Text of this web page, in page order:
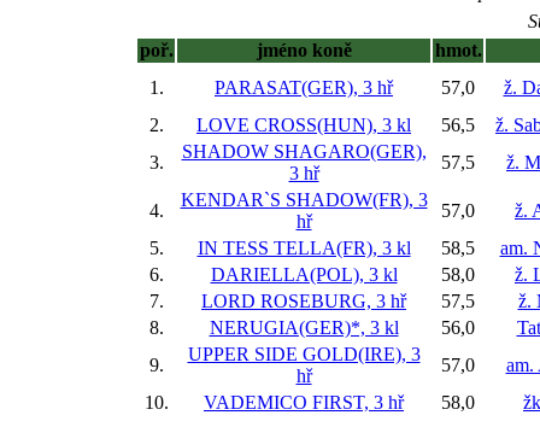
poř.
jméno koně
hmot.
1.
PARASAT(GER), 3 hř 57,0
ž.
2.
LOVE CROSS(HUN), 3 kl 56,5
ž.
3.
SHADOW SHAGARO(GER),
3 hř
57,5 ž.
4.
KENDAR`S SHADOW(FR), 3
hř
57,0
ž.
5.
IN TESS TELLA(FR), 3 kl 58,5
am.
6.
DARIELLA(POL), 3 kl 58,0
ž.
7.
LORD ROSEBURG, 3 hř 57,5
ž.
8.
NERUGIA(GER)*, 3 kl 56,0
9.
UPPER SIDE GOLD(IRE), 3
hř
57,0
am.
10.
VADEMICO FIRST, 3 hř 58,0